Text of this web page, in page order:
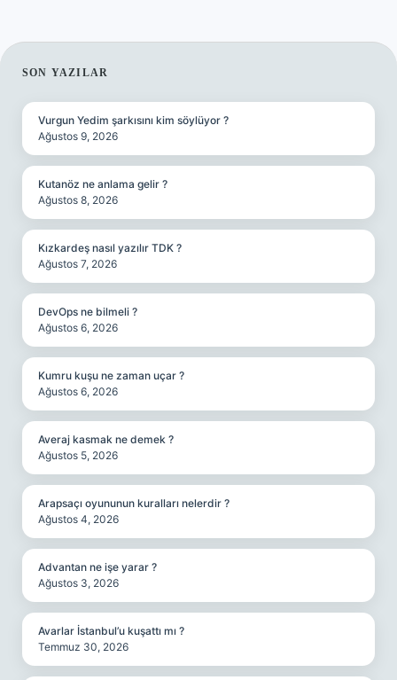
SIDEBAR
SON YAZILAR
Vurgun Yedim şarkısını kim söylüyor ?
Ağustos 9, 2026
Kutanöz ne anlama gelir ?
Ağustos 8, 2026
Kızkardeş nasıl yazılır TDK ?
Ağustos 7, 2026
DevOps ne bilmeli ?
Ağustos 6, 2026
Kumru kuşu ne zaman uçar ?
Ağustos 6, 2026
Averaj kasmak ne demek ?
Ağustos 5, 2026
Arapsaçı oyununun kuralları nelerdir ?
Ağustos 4, 2026
Advantan ne işe yarar ?
Ağustos 3, 2026
Avarlar İstanbul’u kuşattı mı ?
Temmuz 30, 2026